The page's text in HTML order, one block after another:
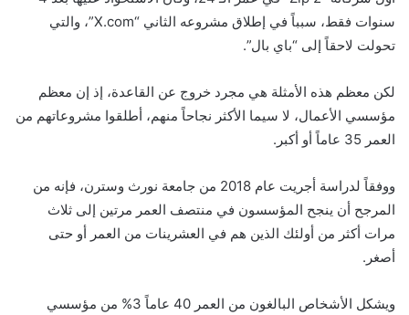
سنوات فقط، سبباً في إطلاق مشروعه الثاني “X.com”، والتي
تحولت لاحقاً إلى “باي بال”.
لكن معظم هذه الأمثلة هي مجرد خروج عن القاعدة، إذ إن معظم
مؤسسي الأعمال، لا سيما الأكثر نجاحاً منهم، أطلقوا مشروعاتهم من
العمر 35 عاماً أو أكبر.
ووفقاً لدراسة أجريت عام 2018 من جامعة نورث وسترن، فإنه من
المرجح أن ينجح المؤسسون في منتصف العمر مرتين إلى ثلاث
مرات أكثر من أولئك الذين هم في العشرينات من العمر أو حتى
أصغر.
ويشكل الأشخاص البالغون من العمر 40 عاماً 3% من مؤسسي